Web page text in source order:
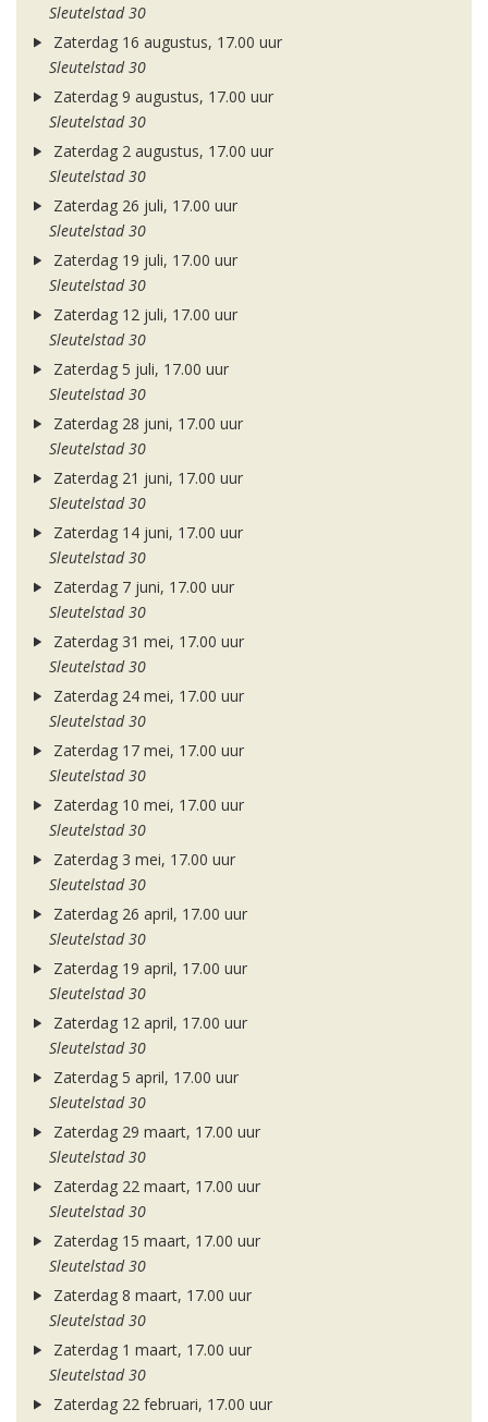
Sleutelstad 30
Zaterdag 16 augustus, 17.00 uur
Sleutelstad 30
Zaterdag 9 augustus, 17.00 uur
Sleutelstad 30
Zaterdag 2 augustus, 17.00 uur
Sleutelstad 30
Zaterdag 26 juli, 17.00 uur
Sleutelstad 30
Zaterdag 19 juli, 17.00 uur
Sleutelstad 30
Zaterdag 12 juli, 17.00 uur
Sleutelstad 30
Zaterdag 5 juli, 17.00 uur
Sleutelstad 30
Zaterdag 28 juni, 17.00 uur
Sleutelstad 30
Zaterdag 21 juni, 17.00 uur
Sleutelstad 30
Zaterdag 14 juni, 17.00 uur
Sleutelstad 30
Zaterdag 7 juni, 17.00 uur
Sleutelstad 30
Zaterdag 31 mei, 17.00 uur
Sleutelstad 30
Zaterdag 24 mei, 17.00 uur
Sleutelstad 30
Zaterdag 17 mei, 17.00 uur
Sleutelstad 30
Zaterdag 10 mei, 17.00 uur
Sleutelstad 30
Zaterdag 3 mei, 17.00 uur
Sleutelstad 30
Zaterdag 26 april, 17.00 uur
Sleutelstad 30
Zaterdag 19 april, 17.00 uur
Sleutelstad 30
Zaterdag 12 april, 17.00 uur
Sleutelstad 30
Zaterdag 5 april, 17.00 uur
Sleutelstad 30
Zaterdag 29 maart, 17.00 uur
Sleutelstad 30
Zaterdag 22 maart, 17.00 uur
Sleutelstad 30
Zaterdag 15 maart, 17.00 uur
Sleutelstad 30
Zaterdag 8 maart, 17.00 uur
Sleutelstad 30
Zaterdag 1 maart, 17.00 uur
Sleutelstad 30
Zaterdag 22 februari, 17.00 uur